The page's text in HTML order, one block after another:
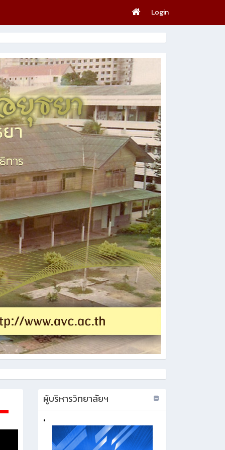
Login
ผู้บริหารวิทยาลัยฯ
•